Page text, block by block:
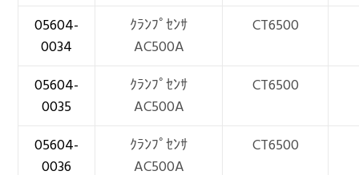
05604-
0034
ｸﾗﾝﾌﾟｾﾝｻ
AC500A
CT6500
05604-
0035
ｸﾗﾝﾌﾟｾﾝｻ
AC500A
CT6500
05604-
0036
ｸﾗﾝﾌﾟｾﾝｻ
AC500A
CT6500